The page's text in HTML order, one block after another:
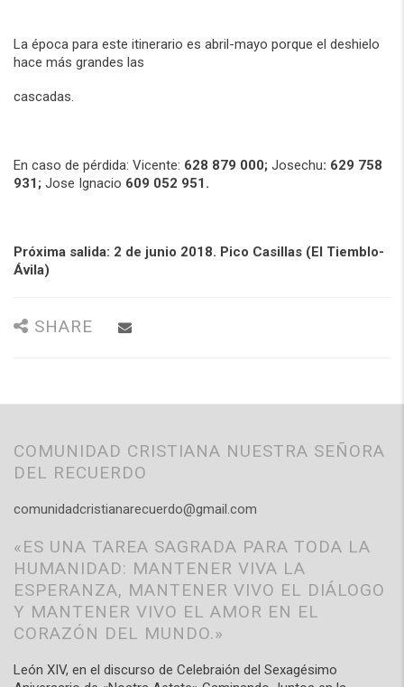
La época para este itinerario es abril-mayo porque el deshielo
hace más grandes las
cascadas.
En caso de pérdida: Vicente: 628 879 000; Josechu: 629 758
931; Jose Ignacio 609 052 951.
Próxima salida: 2 de junio 2018. Pico Casillas (El Tiemblo-
Ávila)
SHARE
COMUNIDAD CRISTIANA NUESTRA SEÑORA
DEL RECUERDO
comunidadcristianarecuerdo@gmail.com
«ES UNA TAREA SAGRADA PARA TODA LA
HUMANIDAD: MANTENER VIVA LA
ESPERANZA, MANTENER VIVO EL DIÁLOGO
Y MANTENER VIVO EL AMOR EN EL
CORAZÓN DEL MUNDO.»
León XIV, en el discurso de Celebraión del Sexagésimo